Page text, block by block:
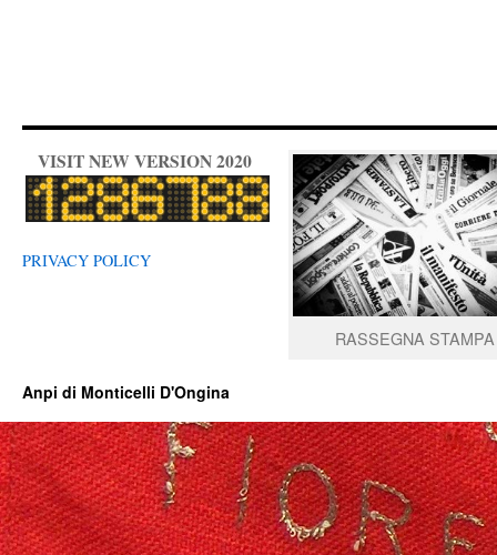
VISIT NEW VERSION 2020
PRIVACY POLICY
RASSEGNA STAMPA
Anpi di Monticelli D'Ongina